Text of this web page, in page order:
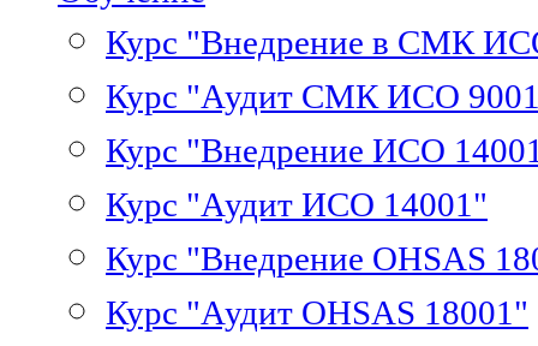
Курс "Внедрение в СМК
Курс "Аудит СМК ИСО
Курс "Внедрение ИСО
Курс "Аудит ИСО 14001"
Курс "Внедрение OHSAS
Курс "Аудит OHSAS 18001"